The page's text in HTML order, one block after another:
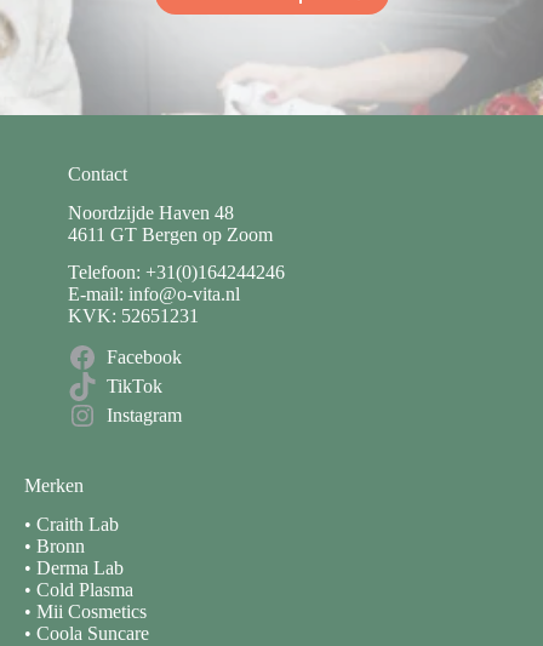
Contact
Noordzijde Haven 48
4611 GT Bergen op Zoom
Telefoon: +31(0)164244246
E-mail: info@o-vita.nl
KVK: 52651231
Facebook
TikTok
Instagram
Merken
• Craith Lab
• Bronn
• Derma Lab
• Cold Plasma
• Mii Cosmetics
• Coola Suncare